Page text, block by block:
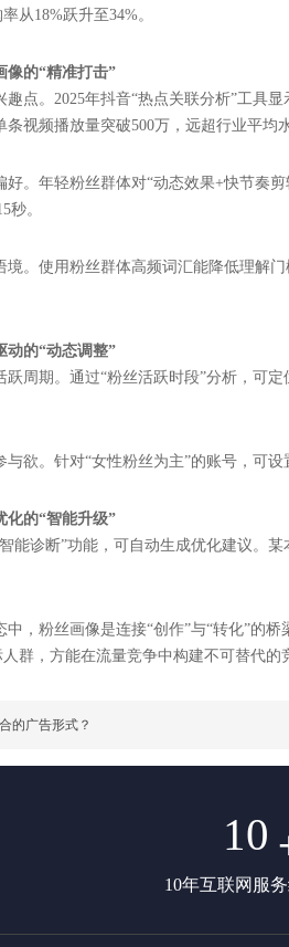
从18%跃升至34%。
像的“精准打击”
点。2025年抖音“热点关联分析”工具
条视频播放量突破500万，远超行业平均
。年轻粉丝群体对“动态效果+快节奏
秒。
。使用粉丝群体高频词汇能降低理解
动的“动态调整”
跃周期。通过“粉丝活跃时段”分析，可
欲。针对“女性粉丝为主”的账号，可设
化的“智能升级”
能诊断”功能，可自动生成优化建议。
，粉丝画像是连接“创作”与“转化”的
群，方能在流量竞争中构建不可替代的
的广告形式？
10年互联网服
10